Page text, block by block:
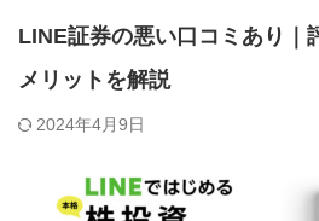
LINE証券の悪い口コミあり｜
メリットを解説
2024年4月9日